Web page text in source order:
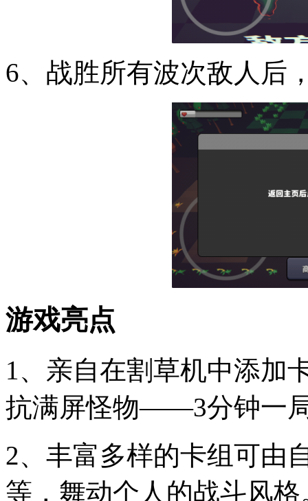
6、战胜所有波次敌人后
游戏亮点
1、亲自在割草机中添加
抗满屏怪物——3分钟一
2、丰富多样的卡组可由
等，舞动个人的战斗风格